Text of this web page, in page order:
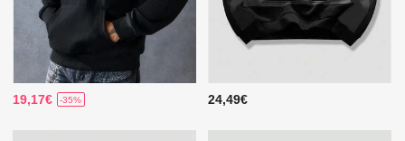
19,17€ -35% 24,49€